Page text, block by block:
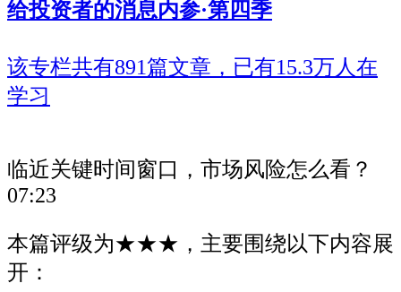
给投资者的消息内参·第四季
该专栏共有891篇文章，已有15.3万人在
学习
临近关键时间窗口，市场风险怎么看？
07:23
本篇评级为★★★，主要围绕以下内容展
开：